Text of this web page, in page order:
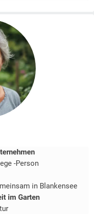
-Person
in Blankensee
im Garten